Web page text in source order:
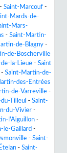
- Saint-Marcouf -
Mards-de-
Mars-
- Saint-Martin-
de-Blagny -
de-Boscherville
la-Lieue - Saint
- Saint-Martin-de-
des-Entrées
de-Varreville -
Tilleul - Saint-
du-Vivier -
l'Aiguillon -
le-Gaillard -
- Saint-
- Saint-